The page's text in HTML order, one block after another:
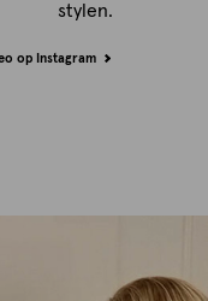
stylen.
op Instagram